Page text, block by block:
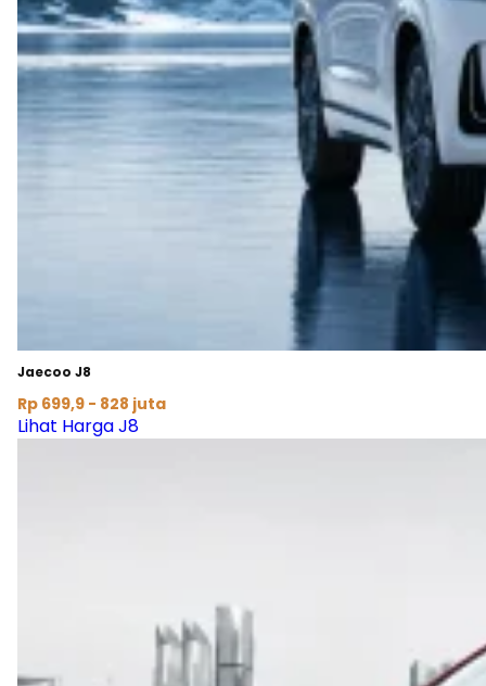
Jaecoo J8
Rp 699,9 - 828 juta
Lihat Harga J8